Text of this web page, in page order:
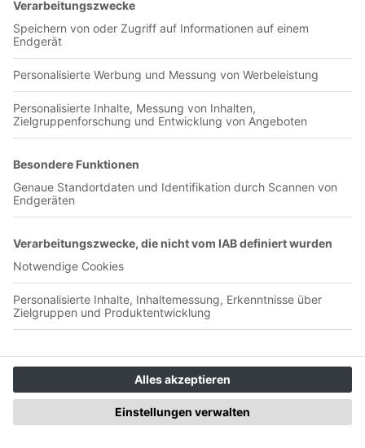
Manthey, Tony Reitz und Torben Müsel verstärken den
Zweitligisten in der Spielzeit 2026/2027. Außerdem kehrt der
ausgeliehene Pierre Nadjombe an die Elbe zurück. Im Podcast
Zugänge und analysieren außerdem, auf welchen Positionen
noch Handlungsbedarf besteht.2.) Verlängerung mit FCM-
Profi als starkes Zeichen – ab Minute 11:00 Zwei Akteure, die
eigentlich bereits verabschiedet wurden, haben nun doch
ihren Vertrag beim 1. FC Magdeburg verlängert: Herbert
Bockhorn und Falko Michel gehören auch künftig zum
Ibold.Die FCM-Experten besprechen im Podcast, warum vor
allem die Verlängerung mit Michel ein starkes Zeichen ist und
wer noch bleiben könnte.3.) Die Fragen der FCM-Fans – ab
Minute 30:00Fernab der Planung des Kaders für die neue
Podcast-Community. Wie weit kommt der 1. FC Magdeburg
helfen? Und welche Art des Fußballs wird der FCM in der
neuen Saison spielen? Diese Fragen beantworten Hensch und
George zum Abschluss des Podcasts.
#249 / Mai 2026